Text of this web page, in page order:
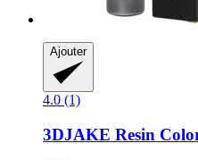
Ajouter
4.0 (1)
3DJAKE Resin